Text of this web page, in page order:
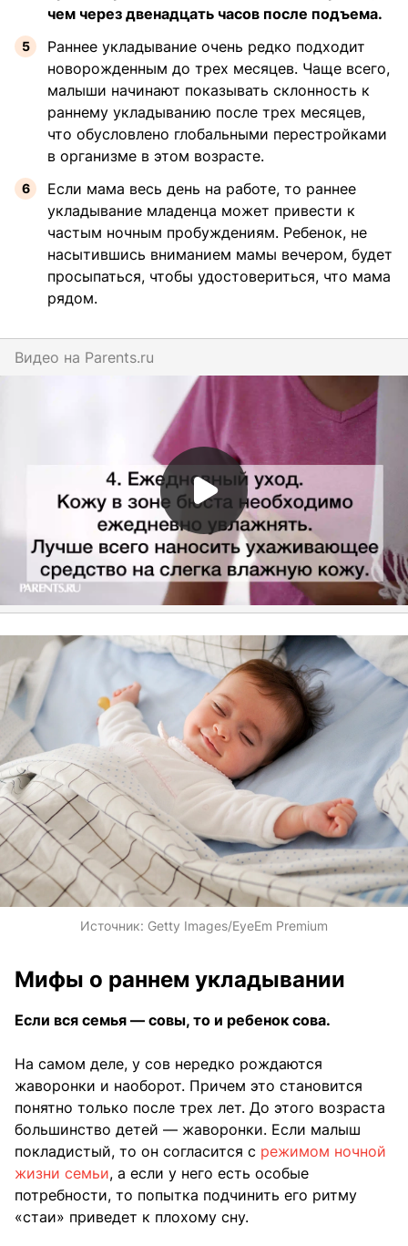
чем через двенадцать часов после подъема.
Раннее укладывание очень редко подходит
новорожденным до трех месяцев. Чаще всего,
малыши начинают показывать склонность к
раннему укладыванию после трех месяцев,
что обусловлено глобальными перестройками
в организме в этом возрасте.
Если мама весь день на работе, то раннее
укладывание младенца может привести к
частым ночным пробуждениям. Ребенок, не
насытившись вниманием мамы вечером, будет
просыпаться, чтобы удостовериться, что мама
рядом.
Видео на parents.ru
Источник: Getty Images/EyeEm Premium
Мифы о раннем укладывании
Если вся семья — совы, то и ребенок сова.
На самом деле, у сов нередко рождаются
жаворонки и наоборот. Причем это становится
понятно только после трех лет. До этого возраста
большинство детей — жаворонки. Если малыш
покладистый, то он согласится с режимом ночной
жизни семьи, а если у него есть особые
потребности, то попытка подчинить его ритму
«стаи» приведет к плохому сну.